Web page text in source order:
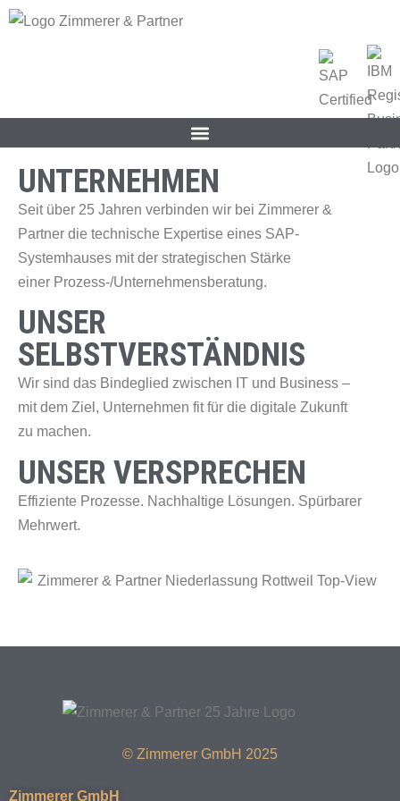
UNTERNEHMEN
Seit über 25 Jahren verbinden wir bei Zimmerer &
Partner die technische Expertise eines SAP-
Systemhauses mit der strategischen Stärke
einer Prozess-/Unternehmensberatung.
UNSER
SELBSTVERSTÄNDNIS
Wir sind das Bindeglied zwischen IT und Business –
mit dem Ziel, Unternehmen fit für die digitale Zukunft
zu machen.
UNSER VERSPRECHEN
Effiziente Prozesse. Nachhaltige Lösungen. Spürbarer
Mehrwert.
© Zimmerer GmbH 2025
Zimmerer GmbH